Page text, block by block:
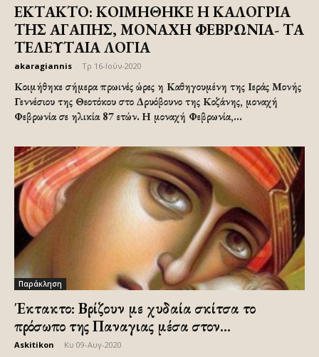
ΕΚΤΑΚΤΟ: ΚΟΙΜΗΘΗΚΕ Η ΚΑΛΟΓΡΙΑ
ΤΗΣ ΑΓΑΠΗΣ, ΜΟΝΑΧΗ ΦΕΒΡΩΝΙΑ- ΤΑ
ΤΕΛΕΥΤΑΙΑ ΛΟΓΙΑ
akaragiannis Τρ 16-Ιούν-2020
Κοιμήθηκε σήμερα πρωινές ώρες η Καθηγουμένη της Ιεράς Μονής
Γεννέσιου της Θεοτόκου στο Δρυόβουνο της Κοζάνης, μοναχή
Φεβρωνία σε ηλικία 87 ετών. Η μοναχή Φεβρωνία,...
Παράκληση
Έκτακτο: Βρίζουν με χυδαία σκίτσα το
πρόσωπο της Παναγιας μέσα στον...
Askitikon Κυ 09-Αυγ-2020